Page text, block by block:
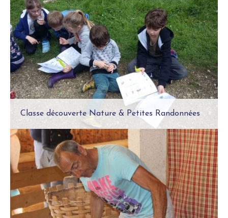
Classe de Mer en Pays de Guérande
Classe découverte Nature & Petites Randonnées